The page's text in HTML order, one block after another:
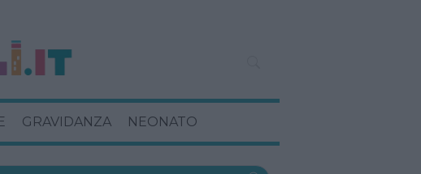
GRAVIDANZA NEONATO